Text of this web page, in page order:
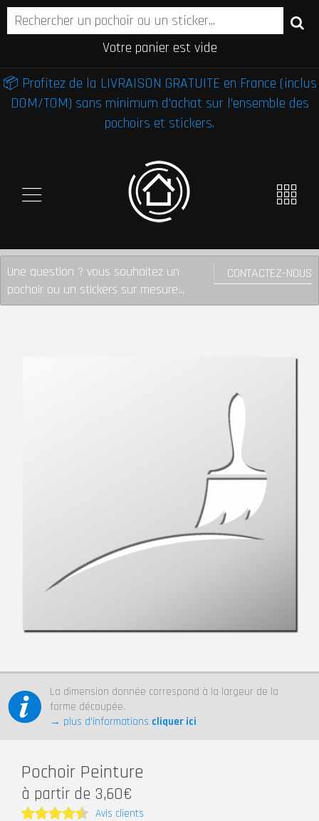
Votre panier est vide
📦 Profitez de la LIVRAISON GRATUITE en France (inclus
DOM/TOM) sans minimum d'achat sur l'ensemble des
pochoirs et stickers.
CONTACTEZ-NOUS
Une question ? vous souhaitez un
pochoir ou un stickers sur mesure...
La dimension donnée correspond à la largeur de la
forme découpée.
→ plus d’informations cliquer ici
Pochoir Peinture
à partir de 3,60€
Avis clients